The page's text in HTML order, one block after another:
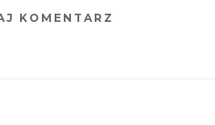
KOMENTARZ